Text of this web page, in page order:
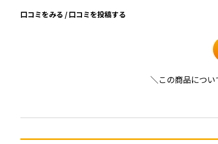
口コミをみる / 口コミを投稿する
＼この商品につ